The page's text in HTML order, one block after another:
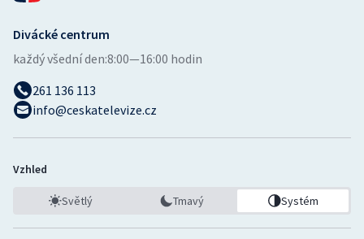
Divácké centrum
každý všední den:8:00—16:00 hodin
261 136 113
info@ceskatelevize.cz
Vzhled
Světlý Tmavý Systém